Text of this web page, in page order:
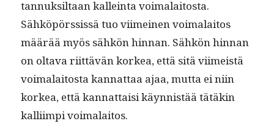
tan­nuk­sil­taan kallein­ta voimalaitos­ta.
Sähköpörssis­sä tuo viimeinen voimalaitos
määrää myös sähkön hin­nan. Sähkön hin­nan
on olta­va riit­tävän korkea, että sitä viimeistä
voimalaitos­ta kan­nat­taa ajaa, mut­ta ei niin
korkea, että kan­nat­taisi käyn­nistää tätäkin
kalli­impi voimalaitos.